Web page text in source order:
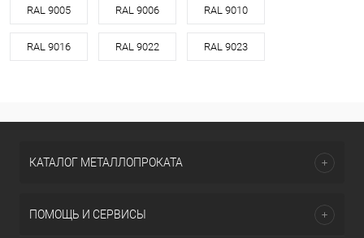
RAL 9005 RAL 9006 RAL 9010
RAL 9016 RAL 9022 RAL 9023
КАТАЛОГ МЕТАЛЛОПРОКАТА
ПОМОЩЬ И СЕРВИСЫ